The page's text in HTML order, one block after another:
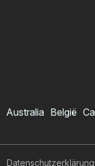
Australia België